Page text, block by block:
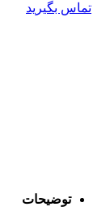
تماس بگیرید
توضیحات